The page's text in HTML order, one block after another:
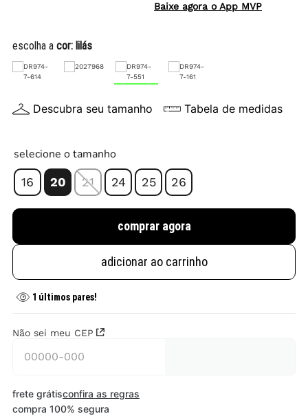
Baixe agora o App MVP
escolha a cor: lilás
Descubra seu tamanho Tabela de medidas
selecione o tamanho
16 20 21 24 25 26
comprar agora
adicionar ao carrinho
1 últimos pares!
Não sei meu CEP
frete grátisconfira as regras
compra 100% segura